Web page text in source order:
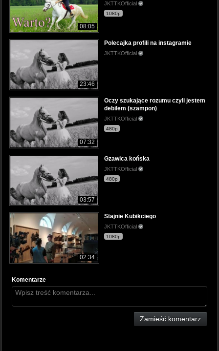
08:05
JKTTKOfficial
1080p
23:46
Polecajka profili na instagramie
JKTTKOfficial
07:32
Oczy szukające rozumu czyli jestem
debilem (szampon)
JKTTKOfficial
480p
03:57
Gzawica końska
JKTTKOfficial
480p
02:34
Stajnie Kubikciego
JKTTKOfficial
1080p
Komentarze
Zamieść komentarz